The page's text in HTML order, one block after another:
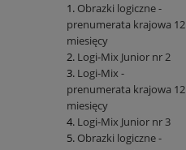
Obrazki logiczne -
prenumerata krajowa 12
miesięcy
Logi-Mix Junior nr 2
Logi-Mix -
prenumerata krajowa 12
miesięcy
Logi-Mix Junior nr 3
Obrazki logiczne -